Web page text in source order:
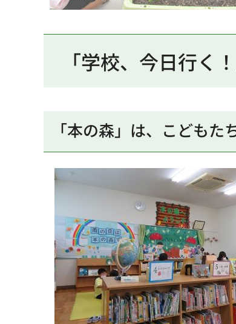
「学校、今日行く
「本の森」は、こども